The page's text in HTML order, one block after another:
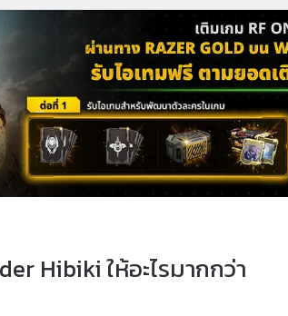
Hibiki ให้อะไรมากกว่า